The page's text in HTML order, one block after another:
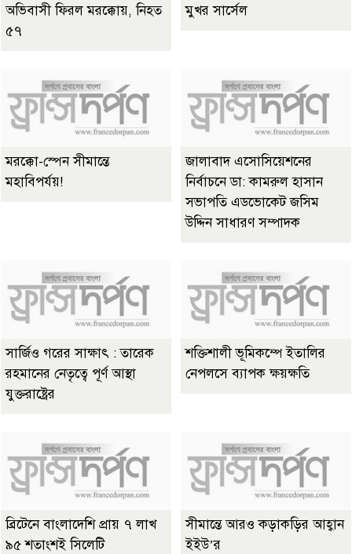
অভিবাসী ফিরল মরক্কোয়, নিহত
৫৭
মুখর সার্সেল
মরক্কো-স্পেন সীমান্তে
মহাবিপর্যয়!
জালাবাদ এসোসিয়েশনের
নির্বাচনে ডা: কামরুল হাসান
সভাপতি এডভোকেট জসিম
উদ্দিন সাধারণ সম্পাদক
সার্জিও গরের সাক্ষাৎ : তারেক
রহমানের নেতৃত্বে পূর্ণ আস্থা
যুক্তরাষ্ট্রের
শক্তিশালী ভূমিকম্পে ইতালির
নেপলসে ব্যাপক ক্ষয়ক্ষতি
ব্রিটেনে বাংলাদেশি প্রায় ৭ লাখ
৯৫ শতাংশই সিলেটি
সীমান্তে আরও কড়াকড়ির আহ্বান
ইইউ’র